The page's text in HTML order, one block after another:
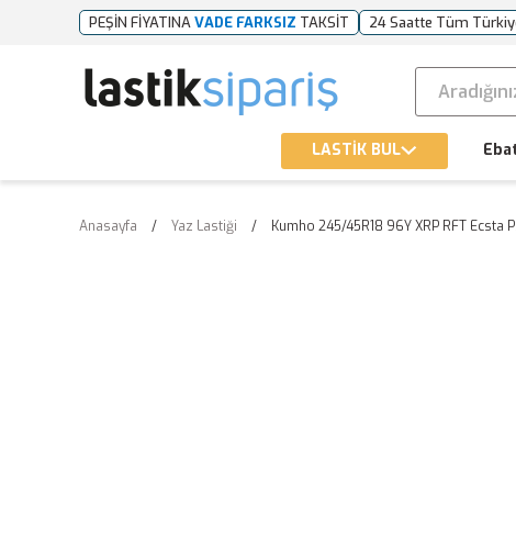
PEŞİN FİYATINAVADE FARKSIZ TAKSİT 24 Saatte Tüm
LASTİK BUL
Anasayfa Yaz Lastiği Kumho 245/45R18 96Y XRP RFT Ecsta